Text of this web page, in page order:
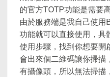
的官方TOTP功能是需要
由於服務端是我自己使用
功能就可以直接使用，具
使用步驟，找到你想要開
會出來個二維碼讓你掃描
有攝像頭，所以無法掃描